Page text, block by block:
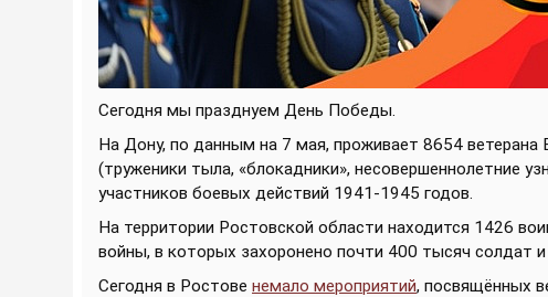
Сегодня мы празднуем День Победы.
На Дону, по данным на 7 мая, проживает 8654 ветерана
(труженики тыла, «блокадники», несовершеннолетние
участников боевых действий 1941-1945 годов.
На территории Ростовской области находится 1426
войны, в которых захоронено почти 400 тысяч солдат
Сегодня в Ростове немало мероприятий, посвящённых